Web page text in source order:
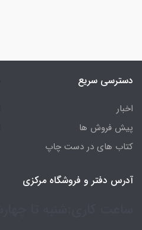
دسترسی سریع
اخبار
پیش فروش ها
کتاب های در دست چاپ
آدرس دفتر و فروشگاه مرکزی